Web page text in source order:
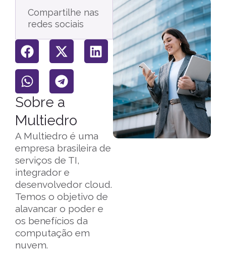
Compartilhe nas
redes sociais
Sobre a
Multiedro
A Multiedro é uma
empresa brasileira de
serviços de TI,
integrador e
desenvolvedor cloud.
Temos o objetivo de
alavancar o poder e
os benefícios da
computação em
nuvem.